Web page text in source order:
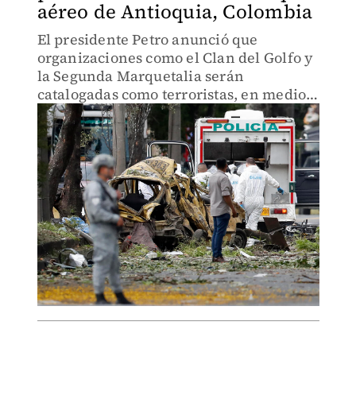
aéreo de Antioquia, Colombia
El presidente Petro anunció que
organizaciones como el Clan del Golfo y
la Segunda Marquetalia serán
catalogadas como terroristas, en medio
del refuerzo militar desplegado en las
regiones afectadas.